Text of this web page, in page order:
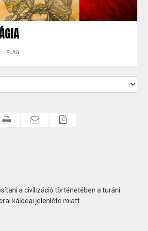
FLAG
a civilizáció történetében a turáni
káldeai jelenléte miatt.